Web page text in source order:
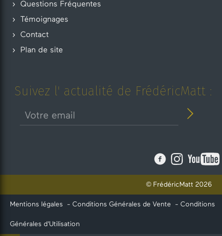
Questions Fréquentes
Témoignages
Contact
Plan de site
Suivez l' actualité de FrédéricMatt :
© FrédéricMatt 2026
Mentions légales - Conditions Générales de Vente - Conditions
Générales d'Utilisation